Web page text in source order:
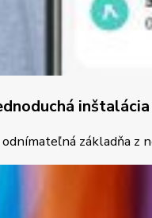
inštalácia
základňa z